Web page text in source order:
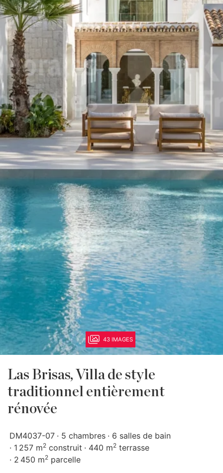
43 IMAGES
Las Brisas, Villa de style
traditionnel entièrement
rénovée
DM4037-07 5 chambres
6 salles de bain
1 257 m2 construit 440 m2 terrasse
2 450 m2 parcelle